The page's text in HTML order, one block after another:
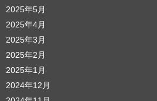
2025年5月
2025年4月
2025年3月
2025年2月
2025年1月
2024年12月